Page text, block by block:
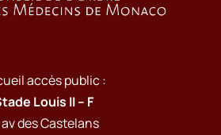
accès public :
Louis II – F
des Castelans